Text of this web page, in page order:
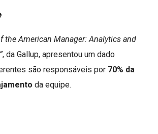
the American Manager: Analytics and
, da Gallup, apresentou um dado
são responsáveis por 70% da
da equipe.